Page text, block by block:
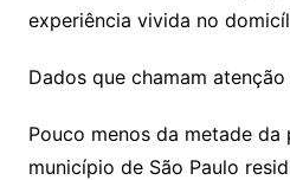
experiência vivida no
Dados que chamam
Pouco menos da metade
município de São Paulo